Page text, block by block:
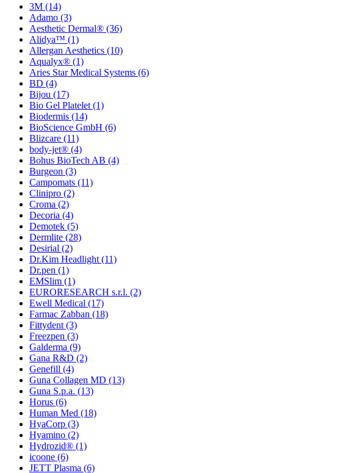
3M (14)
Adamo (3)
Aesthetic Dermal® (36)
Alidya™ (1)
Allergan Aesthetics (10)
Aqualyx® (1)
Aries Star Medical Systems (6)
BD (4)
Bijou (17)
Bio Gel Platelet (1)
Biodermis (14)
BioScience GmbH (6)
Blizcare (11)
body-jet® (4)
Bohus BioTech AB (4)
Burgeon (3)
Campomats (11)
Clinipro (2)
Croma (2)
Decoria (4)
Demotek (5)
Dermlite (28)
Desirial (2)
Dr.Kim Headlight (11)
Dr.pen (1)
EMSlim (1)
EURORESEARCH s.r.l. (2)
Ewell Medical (17)
Farmac Zabban (18)
Fittydent (3)
Freezpen (3)
Galderma (9)
Gana R&D (2)
Genefill (4)
Guna Collagen MD (13)
Guna S.p.a. (13)
Horus (6)
Human Med (18)
HyaCorp (3)
Hyamino (2)
Hydrozid® (1)
icoone (6)
JETT Plasma (6)